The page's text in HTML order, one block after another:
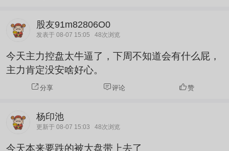
股友91m82806O0
发表于 08-07 15:05 48次浏览
今天主力控盘太牛逼了，下周不知道会有什么屁，
主力肯定没安啥好心。
分享 评论 赞
杨印池
更新于 08-07 15:03 48次浏览
今天本来要跌的被大盘带上去了